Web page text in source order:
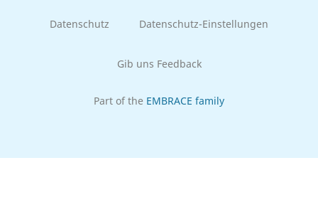
Datenschutz Datenschutz-Einstellungen
Gib uns Feedback
Part of the EMBRACE family